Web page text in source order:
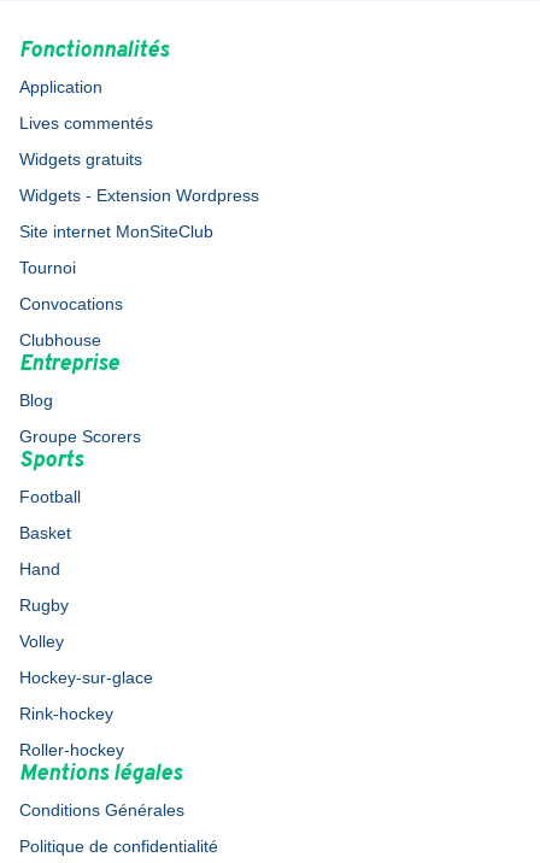
Fonctionnalités
Application
Lives commentés
Widgets gratuits
Widgets - Extension Wordpress
Site internet MonSiteClub
Tournoi
Convocations
Clubhouse
Entreprise
Blog
Groupe Scorers
Sports
Football
Basket
Hand
Rugby
Volley
Hockey-sur-glace
Rink-hockey
Roller-hockey
Mentions légales
Conditions Générales
Politique de confidentialité